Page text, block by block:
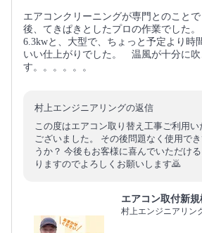
エアコンクリーニングが専門とのこと
後、てきぱきとしたプロの作業でした。
6.3kwと、大型で、ちょっと予定より時
いい仕上がりでした。 温風が十分に吹
す。。。。。。
村上エンジニアリングの返信
この度はエアコン取り替え工事ご利用い
ございました。 その後問題なく使用で
うか？ 今後もお客様に喜んでいただけ
りますのでよろしくお願いします🙇
エアコン取付新
村上エンジニアリン